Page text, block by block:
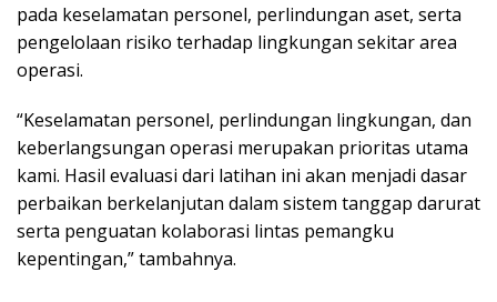
pada keselamatan personel, perlindungan aset, serta
pengelolaan risiko terhadap lingkungan sekitar area
operasi.
“Keselamatan personel, perlindungan lingkungan, dan
keberlangsungan operasi merupakan prioritas utama
kami. Hasil evaluasi dari latihan ini akan menjadi dasar
perbaikan berkelanjutan dalam sistem tanggap darurat
serta penguatan kolaborasi lintas pemangku
kepentingan,” tambahnya.